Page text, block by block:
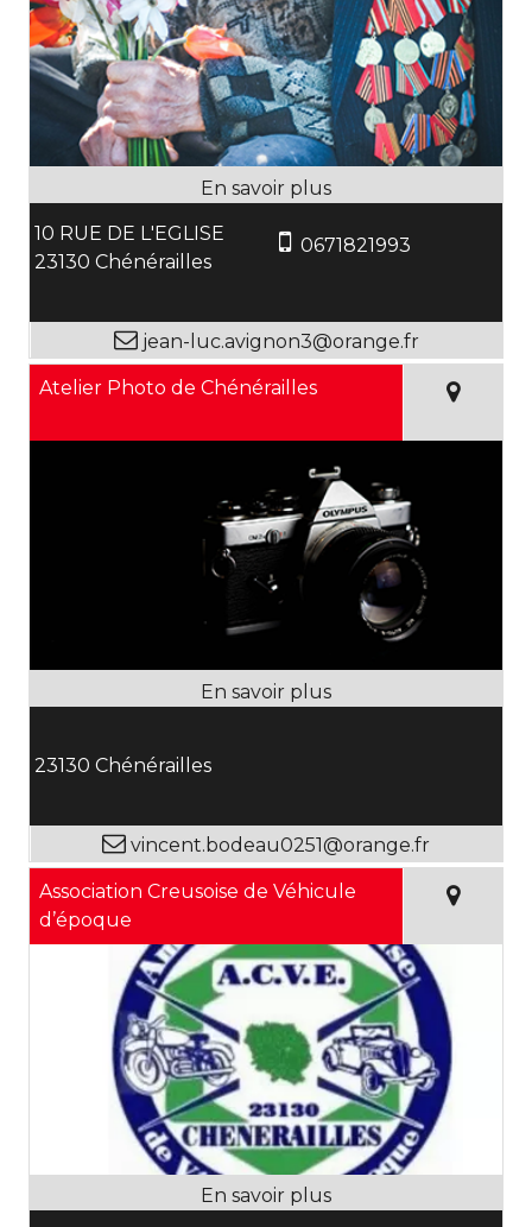
10 RUE DE L'EGLISE
23130 Chénérailles
0671821993
jean-luc.avignon3@orange.fr
Atelier Photo de Chénérailles
23130 Chénérailles
vincent.bodeau0251@orange.fr
Association Creusoise de Véhicule
d’époque